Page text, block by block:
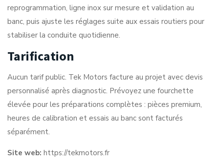
reprogrammation, ligne inox sur mesure et validation au
banc, puis ajuste les réglages suite aux essais routiers pour
stabiliser la conduite quotidienne.
Tarification
Aucun tarif public. Tek Motors facture au projet avec devis
personnalisé après diagnostic. Prévoyez une fourchette
élevée pour les préparations complètes : pièces premium,
heures de calibration et essais au banc sont facturés
séparément.
Site web: https://tekmotors.fr